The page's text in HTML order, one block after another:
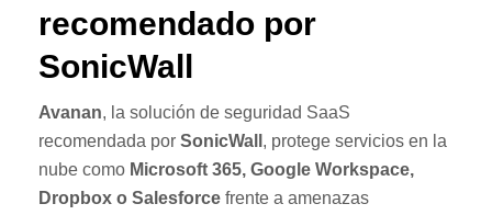
recomendado por
SonicWall
Avanan, la solución de seguridad SaaS
recomendada por SonicWall , protege servicios en la
nube como Microsoft 365, Google Workspace,
Dropbox o Salesforce frente a amenazas